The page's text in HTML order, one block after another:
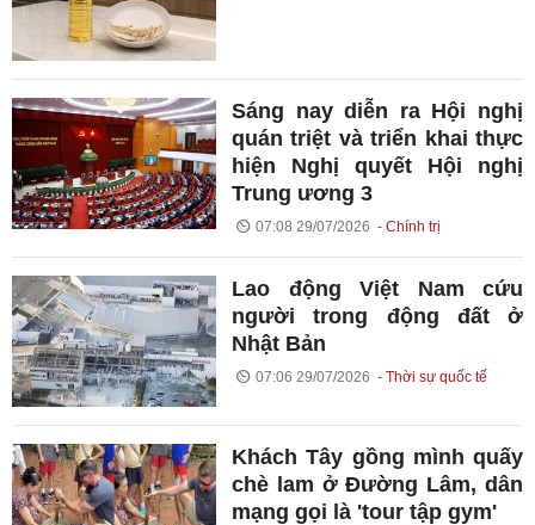
Sáng nay diễn ra Hội nghị
quán triệt và triển khai thực
hiện Nghị quyết Hội nghị
Trung ương 3
07:08 29/07/2026 Chính trị
Lao động Việt Nam cứu
người trong động đất ở
Nhật Bản
07:06 29/07/2026 Thời sự quốc tế
Khách Tây gồng mình quấy
chè lam ở Đường Lâm, dân
mạng gọi là 'tour tập gym'